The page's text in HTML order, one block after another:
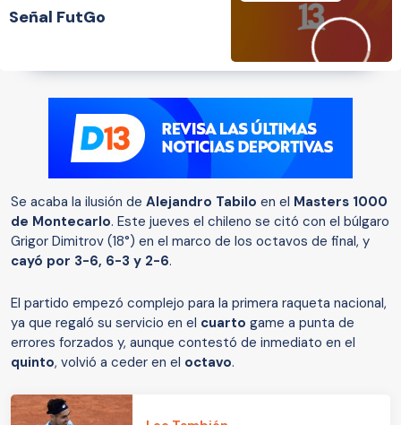
Señal FutGo
Se acaba la ilusión de Alejandro Tabilo en el Masters 1000
de Montecarlo. Este jueves el chileno se citó con el búlgaro
Grigor Dimitrov (18°) en el marco de los octavos de final, y
cayó por 3-6, 6-3 y 2-6.
El partido empezó complejo para la primera raqueta nacional,
ya que regaló su servicio en el cuarto game a punta de
errores forzados y, aunque contestó de inmediato en el
quinto, volvió a ceder en el octavo.